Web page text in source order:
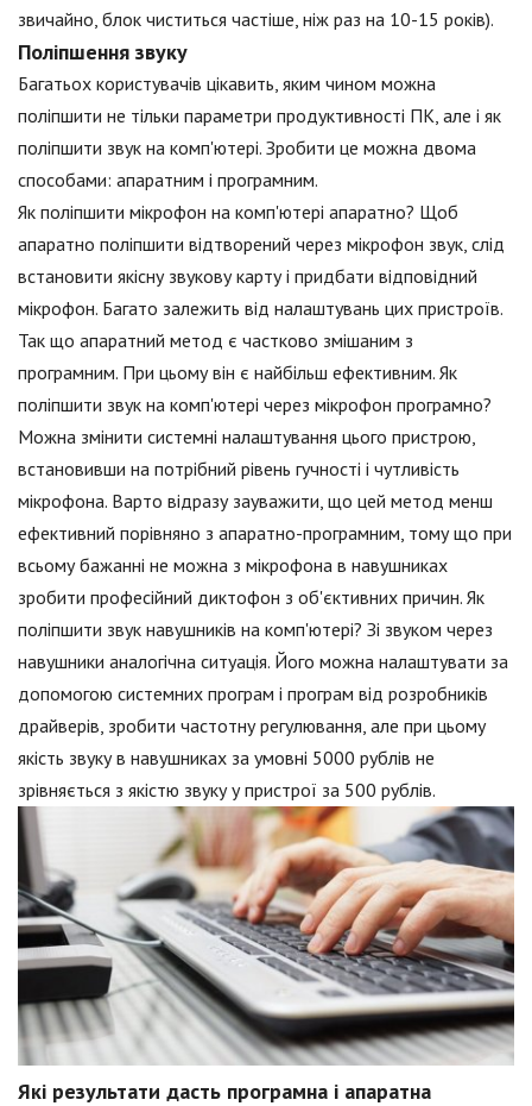
звичайно, блок чиститься частіше, ніж раз на 10-15 років).
Поліпшення звуку
Багатьох користувачів цікавить, яким чином можна
поліпшити не тільки параметри продуктивності ПК, але і як
поліпшити звук на комп'ютері. Зробити це можна двома
способами: апаратним і програмним.
Як поліпшити мікрофон на комп'ютері апаратно? Щоб
апаратно поліпшити відтворений через мікрофон звук, слід
встановити якісну звукову карту і придбати відповідний
мікрофон. Багато залежить від налаштувань цих пристроїв.
Так що апаратний метод є частково змішаним з
програмним. При цьому він є найбільш ефективним. Як
поліпшити звук на комп'ютері через мікрофон програмно?
Можна змінити системні налаштування цього пристрою,
встановивши на потрібний рівень гучності і чутливість
мікрофона. Варто відразу зауважити, що цей метод менш
ефективний порівняно з апаратно-програмним, тому що при
всьому бажанні не можна з мікрофона в навушниках
зробити професійний диктофон з об'єктивних причин. Як
поліпшити звук навушників на комп'ютері? Зі звуком через
навушники аналогічна ситуація. Його можна налаштувати за
допомогою системних програм і програм від розробників
драйверів, зробити частотну регулювання, але при цьому
якість звуку в навушниках за умовні 5000 рублів не
зрівняється з якістю звуку у пристрої за 500 рублів.
Які результати дасть програмна і апаратна